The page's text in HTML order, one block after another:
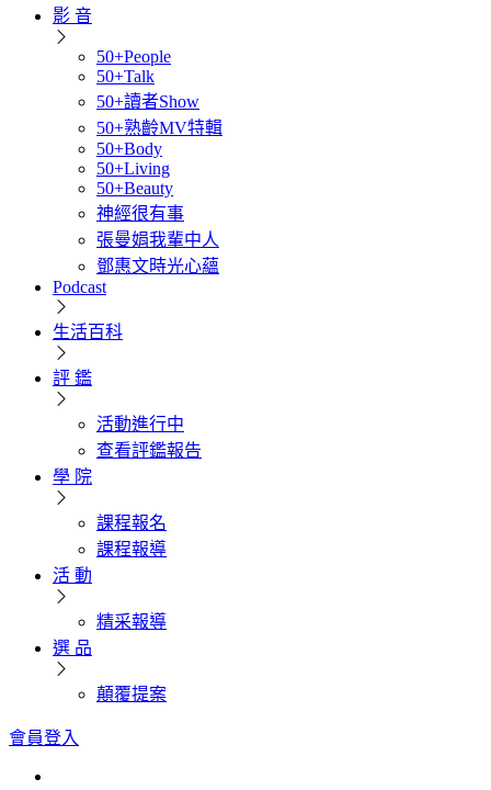
影 音
50+People
50+Talk
50+讀者Show
50+熟齡MV特輯
50+Body
50+Living
50+Beauty
神經很有事
張曼娟我輩中人
鄧惠文時光心蘊
Podcast
生活百科
評 鑑
活動進行中
查看評鑑報告
學 院
課程報名
課程報導
活 動
精采報導
選 品
顛覆提案
會員登入